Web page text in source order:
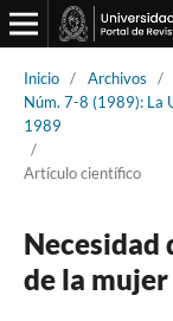
Inicio / Archivos
/
Núm. 7-8 (1989): La
1989
/
Artículo científico
de la